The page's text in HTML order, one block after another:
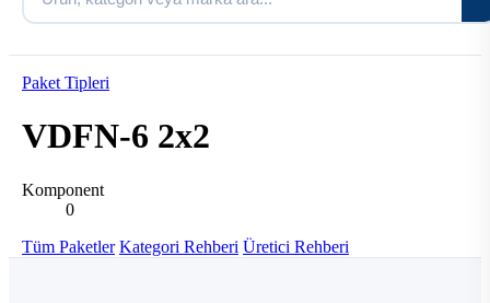
Paket Tipleri
VDFN-6 2x2
Komponent
0
Tüm Paketler Kategori Rehberi Üretici Rehberi